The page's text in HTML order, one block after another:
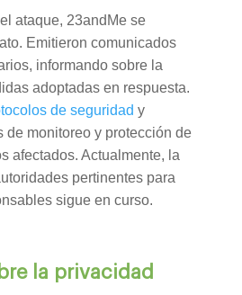
ataque, 23andMe se
Emitieron comunicados
informando sobre la
adoptadas en respuesta.
de seguridad y
de monitoreo y protección de
afectados. Actualmente, la
pertinentes para
sigue en curso.
la privacidad